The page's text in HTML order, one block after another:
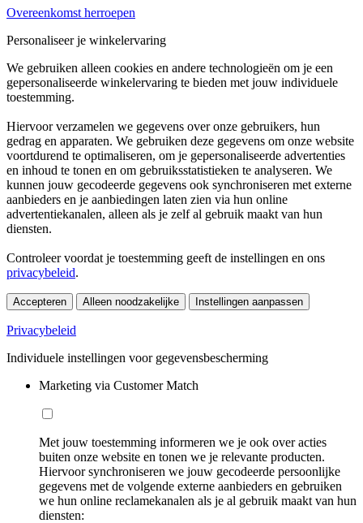
Overeenkomst herroepen
Personaliseer je winkelervaring
We gebruiken alleen cookies en andere technologieën om je een
gepersonaliseerde winkelervaring te bieden met jouw individuele
toestemming.
Hiervoor verzamelen we gegevens over onze gebruikers, hun
gedrag en apparaten. We gebruiken deze gegevens om onze website
voortdurend te optimaliseren, om je gepersonaliseerde advertenties
en inhoud te tonen en om gebruiksstatistieken te analyseren. We
kunnen jouw gecodeerde gegevens ook synchroniseren met externe
aanbieders en je aanbiedingen laten zien via hun online
advertentiekanalen, alleen als je zelf al gebruik maakt van hun
diensten.
Controleer voordat je toestemming geeft de instellingen en ons
privacybeleid.
Accepteren Alleen noodzakelijke Instellingen aanpassen
Privacybeleid
Individuele instellingen voor gegevensbescherming
Marketing via Customer Match
Met jouw toestemming informeren we je ook over acties
buiten onze website en tonen we je relevante producten.
Hiervoor synchroniseren we jouw gecodeerde persoonlijke
gegevens met de volgende externe aanbieders en gebruiken
we hun online reclamekanalen als je al gebruik maakt van hun
diensten: